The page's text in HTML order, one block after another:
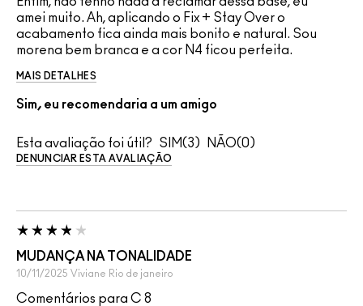
amei muito. Ah, aplicando o Fix + Stay Over o
acabamento fica ainda mais bonito e natural. Sou
morena bem branca e a cor N4 ficou perfeita.
MAIS DETALHES
Sim, eu recomendaria a um amigo
Esta avaliação foi útil? 3 0
DENUNCIAR ESTA AVALIAÇÃO
MUDANÇA NA TONALIDADE
10/11/2025 Viviane Rio de janeiro
Comentários para C 8